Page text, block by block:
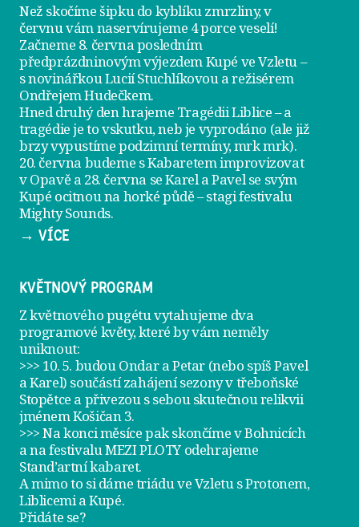
Než skočíme šipku do kyblíku zmrzliny, v
červnu vám naservírujeme 4 porce veselí!
Začneme 8. června posledním
předprázdninovým výjezdemKupé ve Vzletu–
s novinářkou Lucií Stuchlíkovou a režisérem
Ondřejem Hudečkem.
Hned druhý den hrajeme Tragédii Liblice– a
tragédie je to vskutku, neb je vyprodáno (ale již
brzy vypustíme podzimní termíny, mrk mrk).
20. června budeme s Kabaretem improvizovat
v Opavě a 28. června se Karel a Pavel se svým
Kupé ocitnou na horké půdě – stagi festivalu
Mighty Sounds.
→ VÍCE
KVĚTNOVÝ PROGRAM
Z květnového pugétu vytahujeme dva
programové květy, které by vám neměly
uniknout:
>>> 10. 5. budou Ondar a Petar (nebo spíš Pavel
a Karel) součástí zahájení sezony vtřeboňské
Stopětce a přivezou s sebou skutečnou relikvii
jménemKošičan 3.
>>> Na konci měsíce pak skončíme v Bohnicích
a na festivaluMEZI PLOTY odehrajeme
Stand’artní kabaret.
A mimo to si dámetriádu ve Vzletu s Protonem,
Liblicemi a Kupé.
Přidáte se?